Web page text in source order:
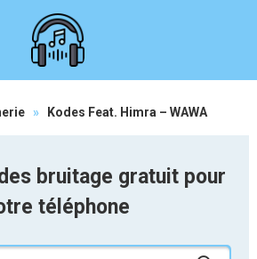
» Kodes Feat. Himra – WAWA
bruitage gratuit pour
téléphone